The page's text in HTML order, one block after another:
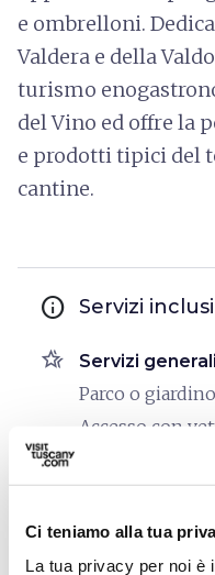
Ci teniamo alla tua
La tua privacy per noi è
e ombrelloni.
Valdera e della
turismo
del Vino ed offre la
e prodotti tipici del
cantine.
info Servizi inclusi
hotel_class Servizi generali
Parco o giardino
Accesso con
Wi-Fi
Accessibilità